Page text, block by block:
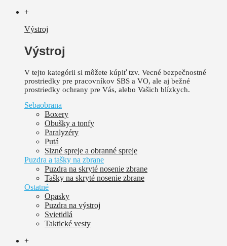
+
Výstroj
Výstroj
V tejto kategórii si môžete kúpiť tzv. Vecné bezpečnostné
prostriedky pre pracovníkov SBS a VO, ale aj bežné
prostriedky ochrany pre Vás, alebo Vašich blízkych.
Sebaobrana
Boxery
Obušky a tonfy
Paralyzéry
Putá
Slzné spreje a obranné spreje
Puzdra a tašky na zbrane
Puzdra na skryté nosenie zbrane
Tašky na skryté nosenie zbrane
Ostatné
Opasky
Puzdra na výstroj
Svietidlá
Taktické vesty
+